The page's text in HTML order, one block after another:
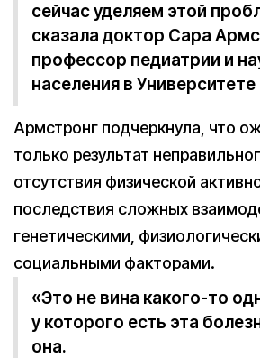
сейчас уделяем этой
сказала доктор Сара
профессор педиатрии и
населения в
Армстронг подчеркнула, что
только результат
отсутствия физической
последствия сложных
генетическими,
социальными факторами.
«Это не вина какого-то
у которого есть эта
она.